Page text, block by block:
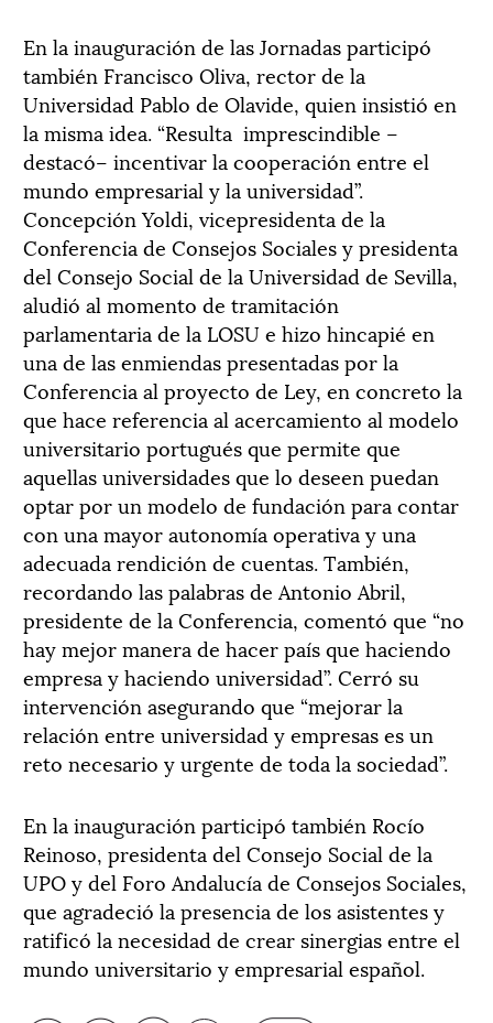
En la inauguración de las Jornadas participó
también Francisco Oliva, rector de la
Universidad Pablo de Olavide, quien insistió en
la misma idea. “Resulta imprescindible –
destacó– incentivar la cooperación entre el
mundo empresarial y la universidad”.
Concepción Yoldi, vicepresidenta de la
Conferencia de Consejos Sociales y presidenta
del Consejo Social de la Universidad de Sevilla,
aludió al momento de tramitación
parlamentaria de la LOSU e hizo hincapié en
una de las enmiendas presentadas por la
Conferencia al proyecto de Ley, en concreto la
que hace referencia al acercamiento al modelo
universitario portugués que permite que
aquellas universidades que lo deseen puedan
optar por un modelo de fundación para contar
con una mayor autonomía operativa y una
adecuada rendición de cuentas. También,
recordando las palabras de Antonio Abril,
presidente de la Conferencia, comentó que “no
hay mejor manera de hacer país que haciendo
empresa y haciendo universidad”. Cerró su
intervención asegurando que “mejorar la
relación entre universidad y empresas es un
reto necesario y urgente de toda la sociedad”.
En la inauguración participó también Rocío
Reinoso, presidenta del Consejo Social de la
UPO y del Foro Andalucía de Consejos Sociales,
que agradeció la presencia de los asistentes y
ratificó la necesidad de crear sinergias entre el
mundo universitario y empresarial español.